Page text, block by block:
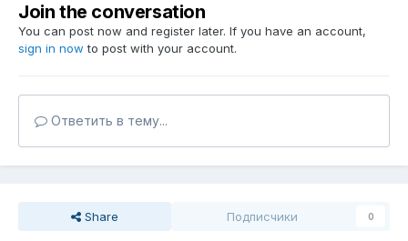
Join the conversation
You can post now and register later. If you have an account,
sign in now to post with your account.
Ответить в тему...
Share Подписчики 0